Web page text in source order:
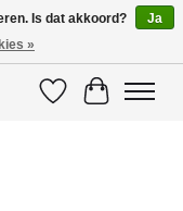
VerlanglijstWinkelwagen
Is dat akkoord?
Ja
»